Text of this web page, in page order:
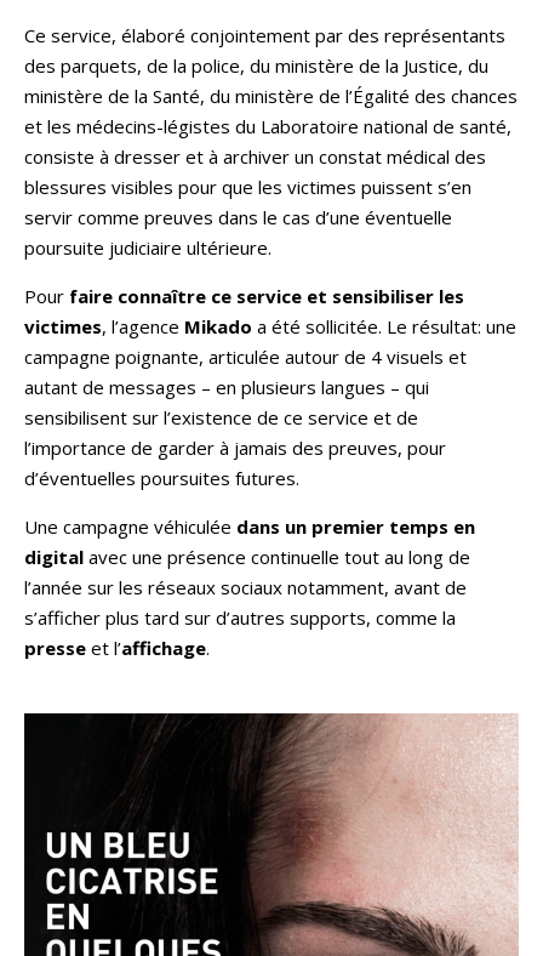
Ce service, élaboré conjointement par des représentants
des parquets, de la police, du ministère de la Justice, du
ministère de la Santé, du ministère de l’Égalité des chances
et les médecins-légistes du Laboratoire national de santé,
consiste à dresser et à archiver un constat médical des
blessures visibles pour que les victimes puissent s’en
servir comme preuves dans le cas d’une éventuelle
poursuite judiciaire ultérieure.
Pour faire connaître ce service et sensibiliser les
victimes, l’agence Mikado a été sollicitée. Le résultat: une
campagne poignante, articulée autour de 4 visuels et
autant de messages – en plusieurs langues – qui
sensibilisent sur l’existence de ce service et de
l’importance de garder à jamais des preuves, pour
d’éventuelles poursuites futures.
Une campagne véhiculée dans un premier temps en
digital avec une présence continuelle tout au long de
l’année sur les réseaux sociaux notamment, avant de
s’afficher plus tard sur d’autres supports, comme la
presse et l’affichage.